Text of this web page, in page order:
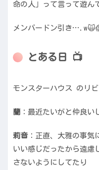
命の人」って言って遊ん
メンバードン引き
とある日 📺
モンスターハウス のリ
蘭 ：最近たいがと仲良い
莉音：正直、大雅の事気
いい感じだったから遠慮
さないようにしてたり